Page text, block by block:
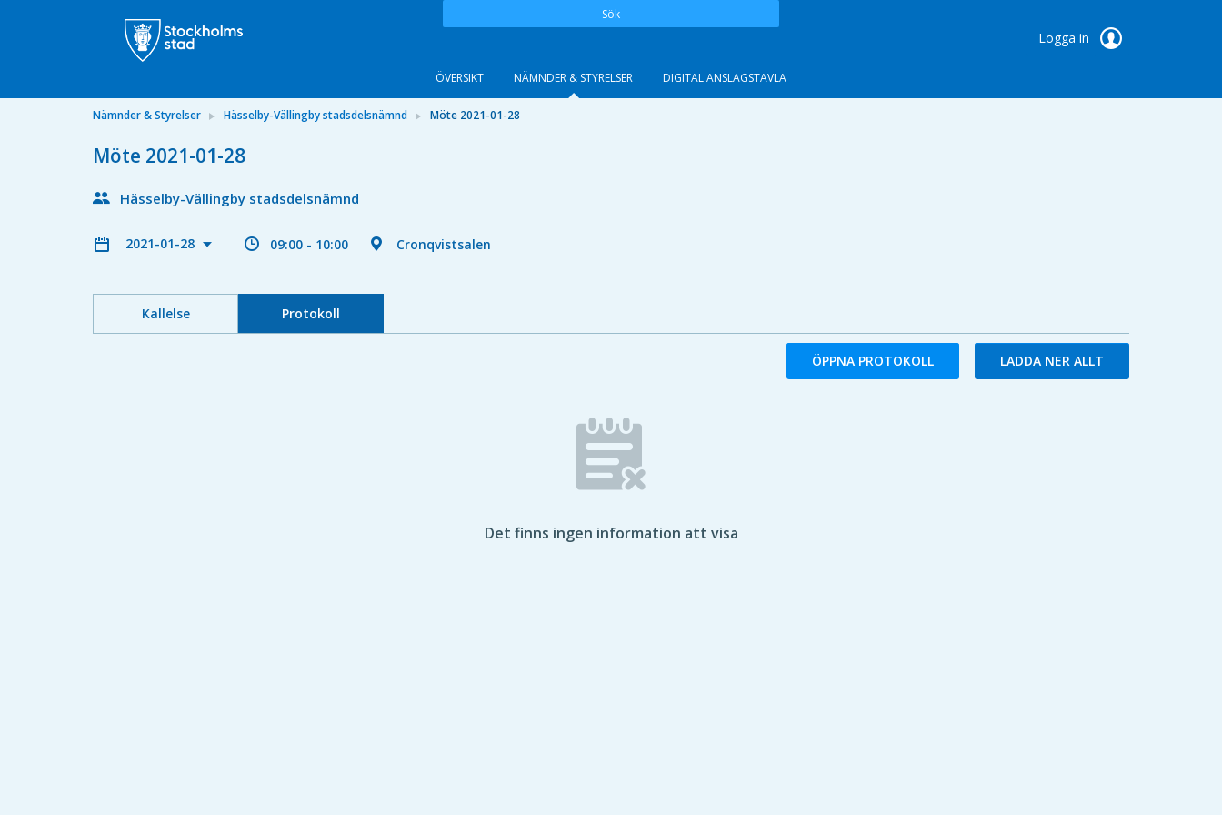
Sök
Logga in
ÖVERSIKT NÄMNDER & STYRELSER DIGITAL ANSLAGSTAVLA
Nämnder & Styrelser Hässelby-Vällingby stadsdelsnämnd Möte 2021-01-28
Möte 2021-01-28
Hässelby-Vällingby stadsdelsnämnd
2021-01-28 09:00 - 10:00 Cronqvistsalen
Kallelse Protokoll
ÖPPNA PROTOKOLL LADDA NER ALLT
Det finns ingen information att visa